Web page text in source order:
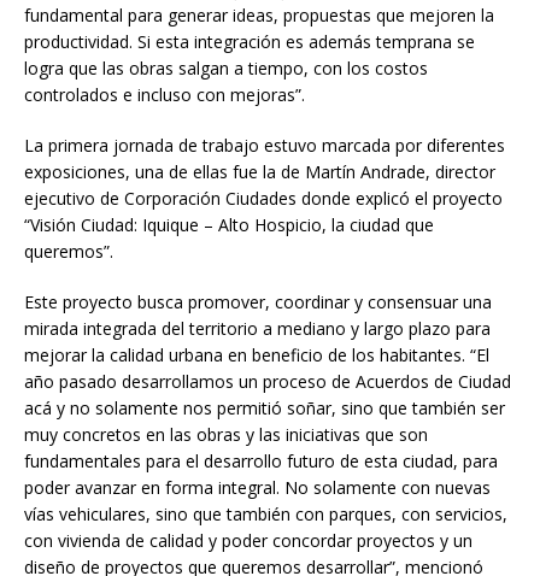
fundamental para generar ideas, propuestas que mejoren la
productividad. Si esta integración es además temprana se
logra que las obras salgan a tiempo, con los costos
controlados e incluso con mejoras”.
La primera jornada de trabajo estuvo marcada por diferentes
exposiciones, una de ellas fue la de Martín Andrade, director
ejecutivo de Corporación Ciudades donde explicó el proyecto
“Visión Ciudad: Iquique – Alto Hospicio, la ciudad que
queremos”.
Este proyecto busca promover, coordinar y consensuar una
mirada integrada del territorio a mediano y largo plazo para
mejorar la calidad urbana en beneficio de los habitantes. “El
año pasado desarrollamos un proceso de Acuerdos de Ciudad
acá y no solamente nos permitió soñar, sino que también ser
muy concretos en las obras y las iniciativas que son
fundamentales para el desarrollo futuro de esta ciudad, para
poder avanzar en forma integral. No solamente con nuevas
vías vehiculares, sino que también con parques, con servicios,
con vivienda de calidad y poder concordar proyectos y un
diseño de proyectos que queremos desarrollar”, mencionó